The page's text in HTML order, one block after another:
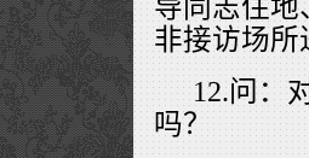
导同志住地
非接访场所
12.问：
吗？